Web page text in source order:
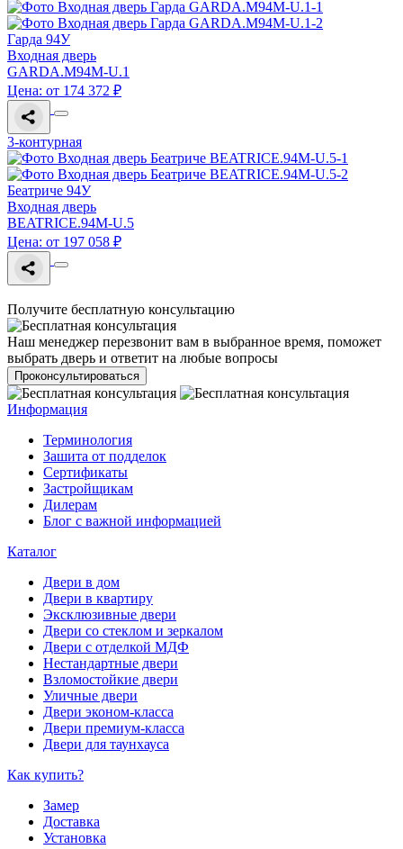
Гарда 94У
Входная дверь
GARDA.M94M-U.1
Цена: от 174 372 ₽
3-контурная
Беатриче 94У
Входная дверь
BEATRICE.94M-U.5
Цена: от 197 058 ₽
Получите бесплатную консультацию
Наш менеджер перезвонит вам в выбранное время, поможет
выбрать дверь и ответит на любые вопросы
Проконсультироваться
Информация
Терминология
Зашита от подделок
Сертификаты
Застройщикам
Дилерам
Блог с важной информацией
Каталог
Двери в дом
Двери в квартиру
Эксклюзивные двери
Двери со стеклом и зеркалом
Двери с отделкой МДФ
Нестандартные двери
Взломостойкие двери
Уличные двери
Двери эконом-класса
Двери премиум-класса
Двери для таунхауса
Как купить?
Замер
Доставка
Установка